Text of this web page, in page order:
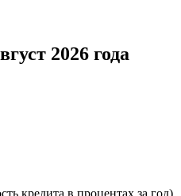
2026 года